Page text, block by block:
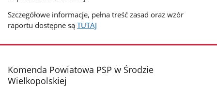
Szczegółowe informacje, pełna treść zasad oraz wzór
raportu dostępne sąTUTAJ
stopka
Komenda Powiatowa PSP w Środzie
Wielkopolskiej